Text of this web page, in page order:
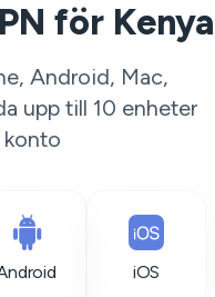
för Kenya
Android, Mac,
upp till 10 enheter
iOS